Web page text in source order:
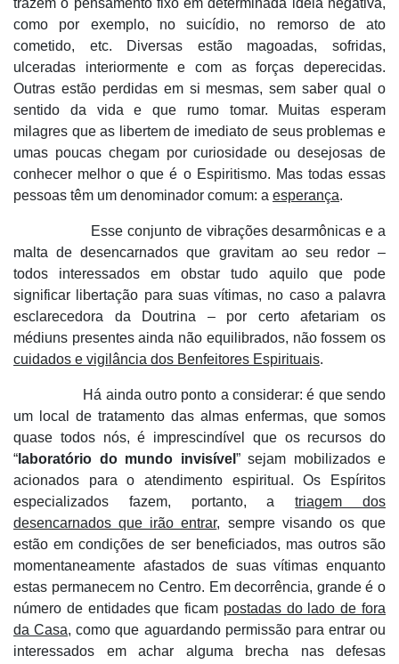
trazem o pensamento fixo em determinada idéia negativa,
como por exemplo, no suicídio, no remorso de ato
cometido, etc. Diversas estão magoadas, sofridas,
ulceradas interiormente e com as forças deperecidas.
Outras estão perdidas em si mesmas, sem saber qual o
sentido da vida e que rumo tomar. Muitas esperam
milagres que as libertem de imediato de seus problemas e
umas poucas chegam por curiosidade ou desejosas de
conhecer melhor o que é o Espiritismo. Mas todas essas
pessoas têm um denominador comum: a esperança.
Esse conjunto de vibrações desarmônicas e a
malta de desencarnados que gravitam ao seu redor –
todos interessados em obstar tudo aquilo que pode
significar libertação para suas vítimas, no caso a palavra
esclarecedora da Doutrina – por certo afetariam os
médiuns presentes ainda não equilibrados, não fossem os
cuidados e vigilância dos Benfeitores Espirituais.
Há ainda outro ponto a considerar: é que sendo
um local de tratamento das almas enfermas, que somos
quase todos nós, é imprescindível que os recursos do
“ laboratório do mundo invisível ” sejam mobilizados e
acionados para o atendimento espiritual. Os Espíritos
especializados fazem, portanto, atriagem dos
desencarnados que irão entrar, sempre visando os que
estão em condições de ser beneficiados, mas outros são
momentaneamente afastados de suas vítimas enquanto
estas permanecem no Centro. Em decorrência, grande é o
número de entidades que ficam postadas do lado de fora
da Casa, como que aguardando permissão para entrar ou
interessados em achar alguma brecha nas defesas